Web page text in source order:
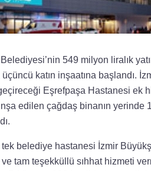
549 milyon liralık
üçüncü katın inşaatına başlandı.
Eşrefpaşa Hastanesi ek
edilen çağdaş binanın yerinde
tek belediye hastanesi İzmir
tam teşekküllü sıhhat hizmeti